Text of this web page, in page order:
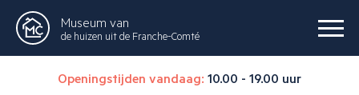
Museum van
de huizen uit de Franche-Comté
Openingstijden vandaag: 10.00 - 19.00 uur